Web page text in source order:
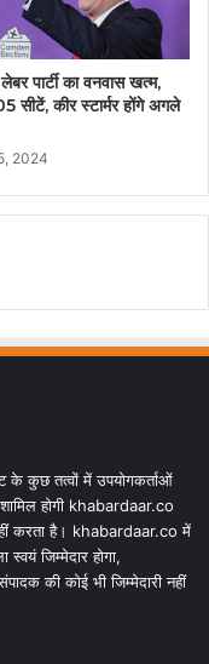
पार्टी का वनवास खत्म,
सीटें, कीर स्टार्मर होंगे अगले
2024
के कुछ तत्वों में उपयोगकर्ताओं
शामिल होगी khabardaar.co
करता है। khabardaar.co में
जिम्मेदार होगा,
की कोई भी जिम्मेदारी नहीं